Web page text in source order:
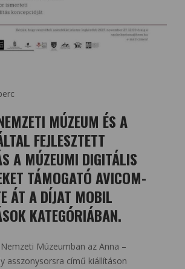
MÚZEUM ÉS A
FEJLESZTETT
A MÚZEUMI DIGITÁLIS
TÁMOGATÓ AVICOM-
ÁT A DÍJAT MOBIL
KATEGÓRIÁBAN.
Múzeumban az Anna –
asszonysorsra című kiállításon